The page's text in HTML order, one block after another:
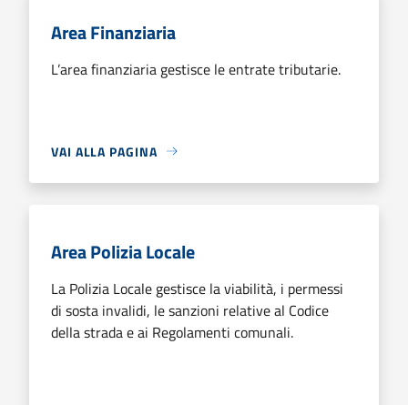
Area Finanziaria
L’area finanziaria gestisce le entrate tributarie.
VAI ALLA PAGINA
Area Polizia Locale
La Polizia Locale gestisce la viabilità, i permessi
di sosta invalidi, le sanzioni relative al Codice
della strada e ai Regolamenti comunali.